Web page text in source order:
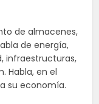
de almacenes,
de energía,
infraestructuras,
Habla, en el
su economía.